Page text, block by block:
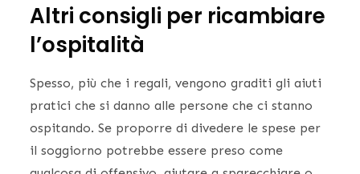
Altri consigli per ricambiare
l’ospitalità
Spesso, più che i regali, vengono graditi gli aiuti
pratici che si danno alle persone che ci stanno
ospitando. Se proporre di divedere le spese per
il soggiorno potrebbe essere preso come